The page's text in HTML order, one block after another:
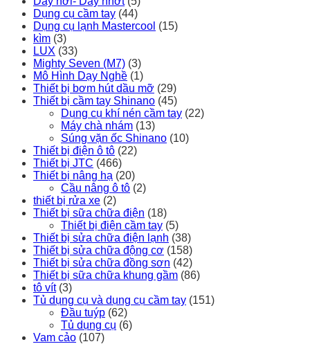
Dụng cụ cầm tay (44)
Dụng cụ lạnh Mastercool (15)
kìm (3)
LUX (33)
Mighty Seven (M7) (3)
Mô Hình Dạy Nghề (1)
Thiết bị bơm hút dầu mỡ (29)
Thiết bị cầm tay Shinano (45)
Dụng cụ khí nén cầm tay (22)
Máy chà nhám (13)
Súng vặn ốc Shinano (10)
Thiết bị điện ô tô (22)
Thiết bị JTC (466)
Thiết bị nâng hạ (20)
Cầu nâng ô tô (2)
thiết bị rửa xe (2)
Thiết bị sữa chữa điện (18)
Thiết bị điện cầm tay (5)
Thiết bị sửa chữa điện lạnh (38)
Thiết bị sửa chữa động cơ (158)
Thiết bị sửa chữa đồng sơn (42)
Thiết bị sữa chữa khung gầm (86)
tô vít (3)
Tủ dụng cụ và dụng cụ cầm tay (151)
Đầu tuýp (62)
Tủ dụng cụ (6)
Vam cảo (107)